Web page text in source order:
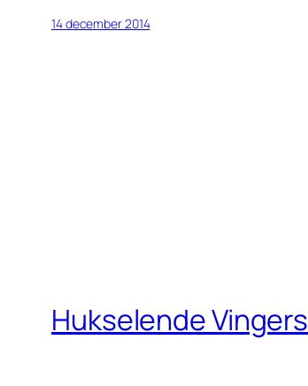
14 december 2014
Hukselende Vingers